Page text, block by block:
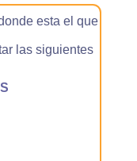
esta el que
las siguientes